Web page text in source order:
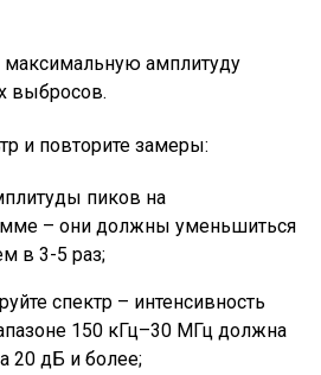
максимальную амплитуду
выбросов.
и повторите замеры:
пиков на
– они должны уменьшиться
в 3-5 раз;
спектр – интенсивность
150 кГц–30 МГц должна
20 дБ и более;